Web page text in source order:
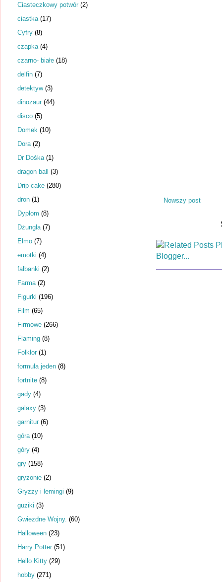
Nowszy post
Ciasteczkowy potwór (2)
ciastka (17)
Cyfry (8)
czapka (4)
czarno- białe (18)
delfin (7)
detektyw (3)
dinozaur (44)
disco (5)
Domek (10)
Dora (2)
Dr Dośka (1)
dragon ball (3)
Drip cake (280)
dron (1)
Dyplom (8)
Dżungla (7)
Elmo (7)
emotki (4)
falbanki (2)
Farma (2)
Figurki (196)
Film (65)
Firmowe (266)
Flaming (8)
Folklor (1)
formuła jeden (8)
fortnite (8)
gady (4)
galaxy (3)
garnitur (6)
góra (10)
góry (4)
gry (158)
gryzonie (2)
Gryzzy i lemingi (9)
guziki (3)
Gwiezdne Wojny. (60)
Halloween (23)
Harry Potter (51)
Hello Kitty (29)
hobby (271)